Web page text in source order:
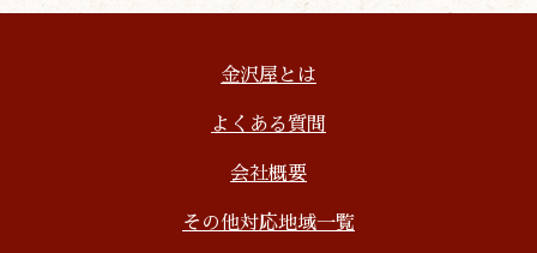
金沢屋とは
よくある質問
会社概要
その他対応地域一覧